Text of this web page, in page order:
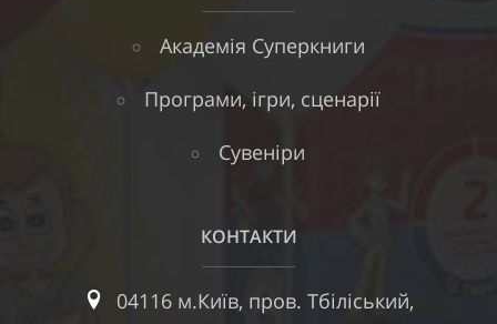
Академія Суперкниги
Програми, ігри, сценарії
Сувеніри
КОНТАКТИ
04116 м.Київ, пров. Тбіліський,